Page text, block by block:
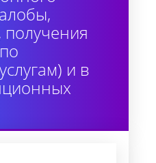
и в